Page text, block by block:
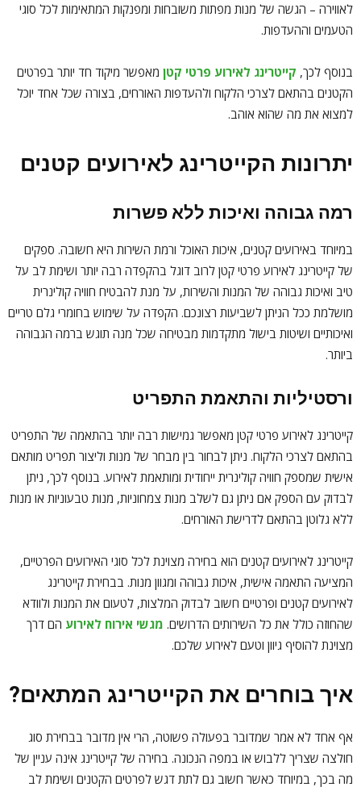
לאווירה – הגשה של מנות מפתות משובחות ומפנקות המתאימות לכל סוגי
הטעמים וההעדפות.
בנוסף לכך, קייטרינג לאירוע פרטי קטן מאפשר מיקוד חד יותר בפרטים
הקטנים בהתאם לצרכי הלקוח ולהעדפות האורחים, בצורה שכל אחד יוכל
למצוא את מה שהוא אוהב.
יתרונות הקייטרינג לאירועים קטנים
רמה גבוהה ואיכות ללא פשרות
במיוחד באירועים קטנים, איכות האוכל ורמת השירות היא חשובה. ספקים
של קייטרינג לאירוע פרטי קטן לרוב דוגל בהקפדה רבה יותר ושימת לב על
טיב ואיכות גבוהה של המנות והשירות, על מנת להבטיח חוויה קולינרית
מושלמת ככל הניתן לשביעות רצונכם. הקפדה על שימוש בחומרי גלם טריים
ואיכותיים ושיטות בישול מתקדמות מבטיחה שכל מנה תוגש ברמה הגבוהה
ביותר.
ורסטיליות והתאמת התפריט
קייטרינג לאירוע פרטי קטן מאפשר גמישות רבה יותר בהתאמה של התפריט
בהתאם לצרכי הלקוח. ניתן לבחור בין מבחר של מנות וליצור תפריט מותאם
אישית שמספק חוויה קולינרית ייחודית ומותאמת לאירוע. בנוסף לכך, ניתן
לבדוק עם הספק אם ניתן גם לשלב מנות צמחוניות, מנות טבעוניות או מנות
ללא גלוטן בהתאם לדרישת האורחים.
קייטרינג לאירועים קטנים הוא בחירה מצוינת לכל סוגי האירועים הפרטיים,
המציעה התאמה אישית, איכות גבוהה ומגוון מנות. בבחירת קייטרינג
לאירועים קטנים ופרטיים חשוב לבדוק המלצות, לטעום את המנות ולוודא
שהחוזה כולל את כל השירותים הדרושים. מגשי אירוח לאירוע הם דרך
מצוינת להוסיף גיוון וטעם לאירוע שלכם.
איך בוחרים את הקייטרינג המתאים?
אף אחד לא אמר שמדובר בפעולה פשוטה, הרי אין מדובר בבחירת סוג
חולצה שצריך ללבוש או במפה הנכונה. בחירה של קייטרינג אינה עניין של
מה בכך, במיוחד כאשר חשוב גם לתת דגש לפרטים הקטנים ושימת לב